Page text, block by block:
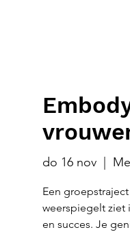
do 16 nov
  |
Een
weerspiegelt ziet
en succes. Je